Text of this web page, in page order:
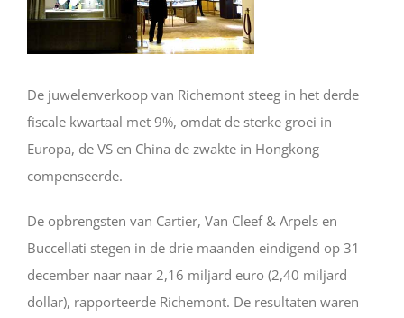
De juwelenverkoop van Richemont steeg in het derde
fiscale kwartaal met 9%, omdat de sterke groei in
Europa, de VS en China de zwakte in Hongkong
compenseerde.
De opbrengsten van Cartier, Van Cleef & Arpels en
Buccellati stegen in de drie maanden eindigend op 31
december naar naar 2,16 miljard euro (2,40 miljard
dollar), rapporteerde Richemont. De resultaten waren